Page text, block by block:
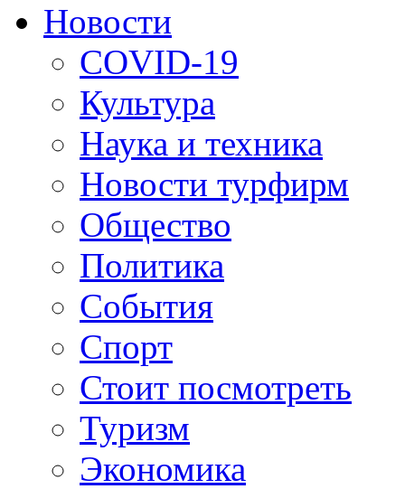
Новости
COVID-19
Культура
Наука и техника
Новости турфирм
Общество
Политика
События
Спорт
Стоит посмотреть
Туризм
Экономика